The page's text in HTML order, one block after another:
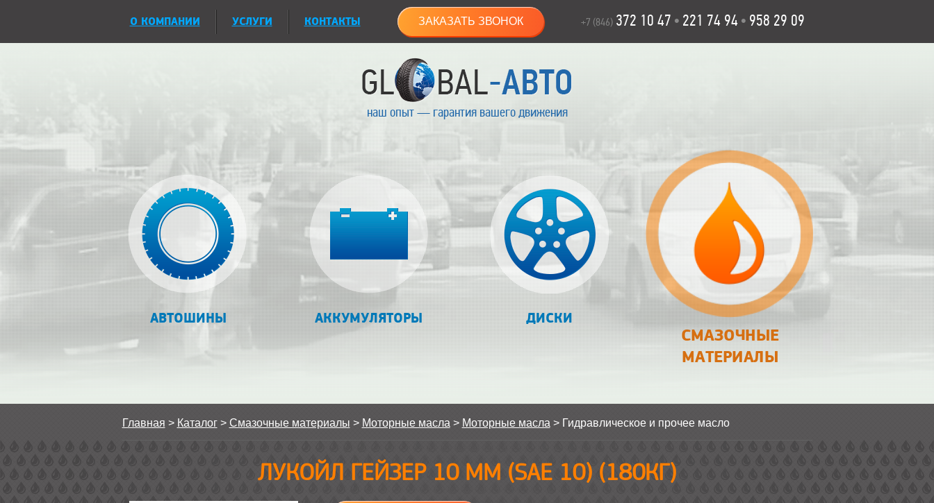
О КОМПАНИИ УСЛУГИ КОНТАКТЫ ЗАКАЗАТЬ ЗВОНОК +7 (846) 372 10 47 • 221 74 94 • 958 29 09
наш опыт — гарантия вашего движения
АВТОШИНЫ АККУМУЛЯТОРЫ ДИСКИ
СМАЗОЧНЫЕ
МАТЕРИАЛЫ
Главная > Каталог> Смазочные материалы > Моторные масла > Моторные масла > Гидравлическое и прочее масло
ЛУКОЙЛ ГЕЙЗЕР 10 ММ (SAE 10) (180КГ)